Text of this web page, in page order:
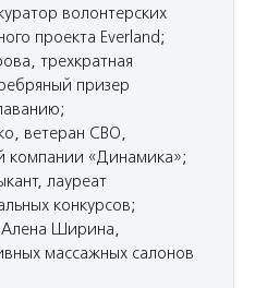
волонтерских
проекта Everland;
трехкратная
призер
ветеран СВО,
компании «Динамика»;
лауреат
конкурсов;
Алена Ширина,
массажных салонов